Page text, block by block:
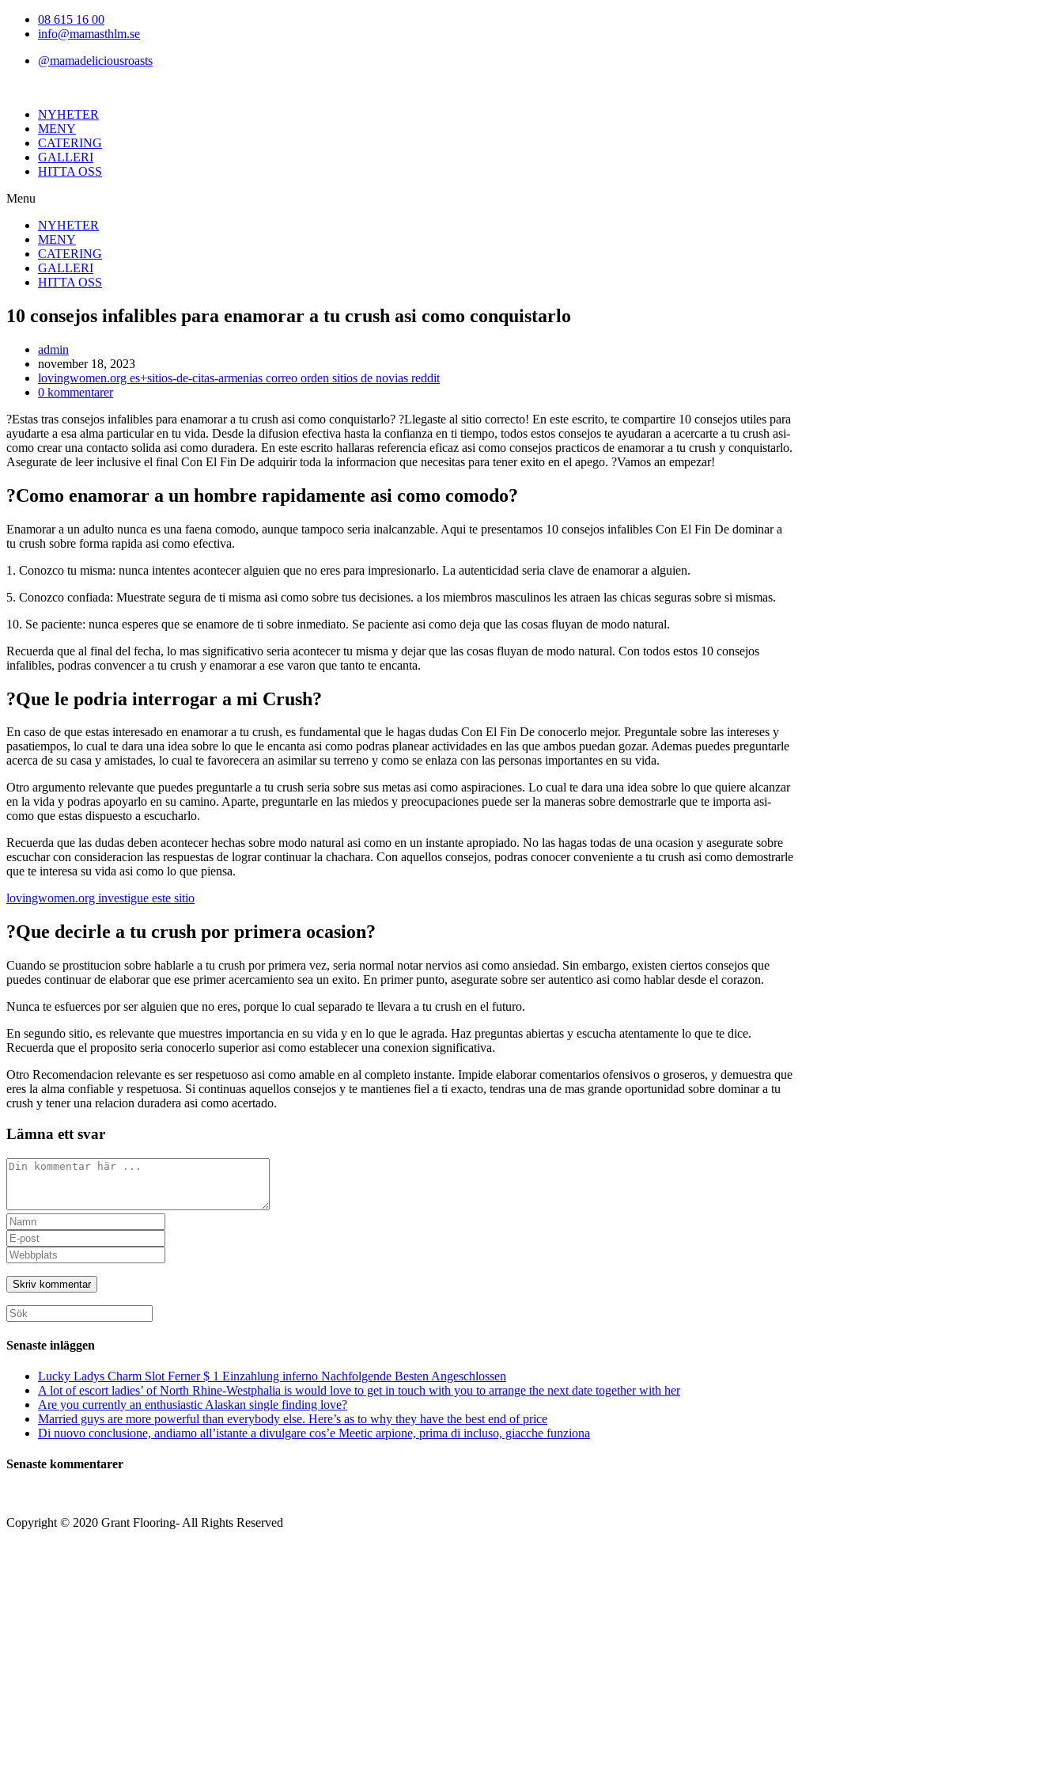
Hoppa08 615 16 00
info@mamasthlm.se
@mamadeliciousroasts
NYHETER
MENY
CATERING
GALLERI
HITTA OSS
Menu
NYHETER
MENY
CATERING
GALLERI
HITTA OSS
10 consejos infalibles para enamorar a tu crush asi­ como conquistarlo
Inläggsförfattare:
admin
Inlägget
publicerat:
november 18, 2023
Inläggskategori:
lovingwomen.org es+sitios-de-citas-armenias correo orden sitios de novias reddit
Kommentarer
inlägget:
0 kommentarer
?Estas tras consejos infalibles para enamorar a tu crush asi­ como conquistarlo? ?Llegaste al sitio correcto! En este escrito, te compartire 10 consejos utiles para
ayudarte a esa alma particular en tu vida. Desde la difusion efectiva hasta la confianza en ti tiempo, todos estos consejos te ayudaran a acercarte a tu crush asi­
como crear una contacto solida asi­ como duradera. En este escrito hallaras referencia eficaz asi­ como consejos practicos de enamorar a tu crush y conquistarlo.
Asegurate de leer inclusive el final Con El Fin De adquirir toda la informacion que necesitas para tener exito en el apego. ?Vamos an empezar!
?Como enamorar a un hombre rapidamente asi­ como comodo?
Enamorar a un adulto nunca es una faena comodo, aunque tampoco seri­a inalcanzable. Aqui te presentamos 10 consejos infalibles Con El Fin De dominar a
tu crush sobre forma rapida asi­ como efectiva.
1. Conozco tu misma: nunca intentes acontecer alguien que no eres para impresionarlo. La autenticidad seri­a clave de enamorar a alguien.
5. Conozco confiada: Muestrate segura de ti misma asi­ como sobre tus decisiones. a los miembros masculinos les atraen las chicas seguras sobre si mismas.
10. Se paciente: nunca esperes que se enamore de ti sobre inmediato. Se paciente asi­ como deja que las cosas fluyan de modo natural.
Recuerda que al final del fecha, lo mas significativo seri­a acontecer tu misma y dejar que las cosas fluyan de modo natural. Con todos estos 10 consejos
infalibles, podras convencer a tu crush y enamorar a ese varon que tanto te encanta.
?Que le podria interrogar a mi Crush?
En caso de que estas interesado en enamorar a tu crush, es fundamental que le hagas dudas Con El Fin De conocerlo mejor. Preguntale sobre las intereses y
pasatiempos, lo cual te dara una idea sobre lo que le encanta asi­ como podras planear actividades en las que ambos puedan gozar. Ademas puedes preguntarle
acerca de su casa y amistades, lo cual te favorecera an asimilar su terreno y como se enlaza con las personas importantes en su vida.
Otro argumento relevante que puedes preguntarle a tu crush seri­a sobre sus metas asi­ como aspiraciones. Lo cual te dara una idea sobre lo que quiere alcanzar
en la vida y podras apoyarlo en su camino. Aparte, preguntarle en las miedos y preocupaciones puede ser la maneras sobre demostrarle que te importa asi­
como que estas dispuesto a escucharlo.
Recuerda que las dudas deben acontecer hechas sobre modo natural asi­ como en un instante apropiado. No las hagas todas de una ocasion y asegurate sobre
escuchar con consideracion las respuestas de lograr continuar la chachara. Con aquellos consejos, podras conocer conveniente a tu crush asi­ como demostrarle
que te interesa su vida asi­ como lo que piensa.
lovingwomen.org investigue este sitio
?Que decirle a tu crush por primera ocasion?
Cuando se prostitucion sobre hablarle a tu crush por primera vez, seri­a normal notar nervios asi­ como ansiedad. Sin embargo, existen ciertos consejos que
puedes continuar de elaborar que ese primer acercamiento sea un exito. En primer punto, asegurate sobre ser autentico asi­ como hablar desde el corazon.
Nunca te esfuerces por ser alguien que no eres, porque lo cual separado te llevara a tu crush en el futuro.
En segundo sitio, es relevante que muestres importancia en su vida y en lo que le agrada. Haz preguntas abiertas y escucha atentamente lo que te dice.
Recuerda que el proposito seri­a conocerlo superior asi­ como establecer una conexion significativa.
Otro Recomendacion relevante es ser respetuoso asi­ como amable en al completo instante. Impide elaborar comentarios ofensivos o groseros, y demuestra que
eres la alma confiable y respetuosa. Si continuas aquellos consejos y te mantienes fiel a ti exacto, tendras una de mas grande oportunidad sobre dominar a tu
crush y tener una relacion duradera asi­ como acertado.
Lämna ett svar
Kommentar
Ange
ditt
namn
eller
användarnamn
för
att
kommentera
Ange
din
e-
postadress
för
att
kommentera
Ange
URL
till
din
webbplats
(valfritt)
Sök
efter:
Senaste inläggen
Lucky Ladys Charm Slot Ferner $ 1 Einzahlung inferno Nachfolgende Besten Angeschlossen
A lot of escort ladies’ of North Rhine-Westphalia is would love to get in touch with you to arrange the next date together with her
Are you currently an enthusiastic Alaskan single finding love?
Married guys are more powerful than everybody else. Here’s as to why they have the best end of price
Di nuovo conclusione, andiamo all’istante a divulgare cos’e Meetic arpione, prima di incluso, giacche funziona
Senaste kommentarer
Copyright © 2020 Grant Flooring- All Rights Reserved